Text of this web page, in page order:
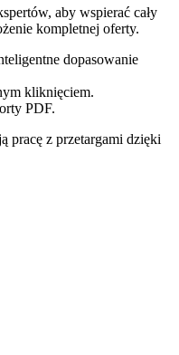
aby wspierać cały
kompletnej oferty.
dopasowanie
kliknięciem.
PDF.
pracę z przetargami dzięki